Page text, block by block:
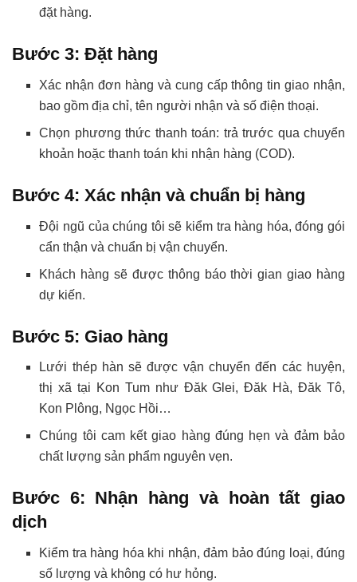
đặt hàng.
Bước 3: Đặt hàng
Xác nhận đơn hàng và cung cấp thông tin giao nhận,
bao gồm địa chỉ, tên người nhận và số điện thoại.
Chọn phương thức thanh toán: trả trước qua chuyển
khoản hoặc thanh toán khi nhận hàng (COD).
Bước 4: Xác nhận và chuẩn bị hàng
Đội ngũ của chúng tôi sẽ kiểm tra hàng hóa, đóng gói
cẩn thận và chuẩn bị vận chuyển.
Khách hàng sẽ được thông báo thời gian giao hàng
dự kiến.
Bước 5: Giao hàng
Lưới thép hàn sẽ được vận chuyển đến các huyện,
thị xã tại Kon Tum như Đăk Glei, Đăk Hà, Đăk Tô,
Kon Plông, Ngọc Hồi…
Chúng tôi cam kết giao hàng đúng hẹn và đảm bảo
chất lượng sản phẩm nguyên vẹn.
Bước 6: Nhận hàng và hoàn tất giao
dịch
Kiểm tra hàng hóa khi nhận, đảm bảo đúng loại, đúng
số lượng và không có hư hỏng.